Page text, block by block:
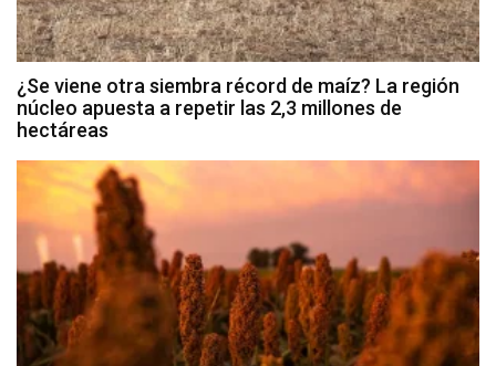
¿Se viene otra siembra récord de maíz? La región
núcleo apuesta a repetir las 2,3 millones de
hectáreas